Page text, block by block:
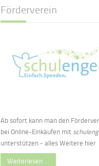
Förderverein
Ab sofort kann man den
bei Online-Einkäufen mit
unterstützen - alles Weitere hier
Weiterlesen …